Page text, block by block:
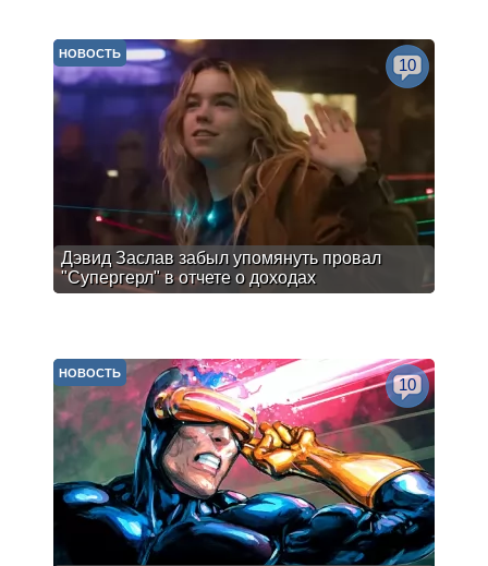
Дэвид Заслав забыл упомянуть провал
"Супергерл" в отчете о доходах
НОВОСТЬ
10
НОВОСТЬ
10